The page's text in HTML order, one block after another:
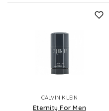
CALVIN KLEIN
Eternity For Men